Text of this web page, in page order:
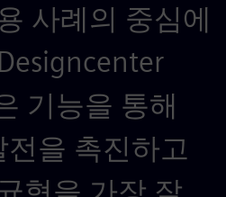
사례의 중심에
기능을 통해
전을 촉진하고